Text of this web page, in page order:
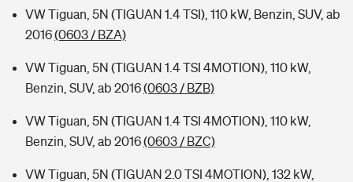
VW Tiguan, 5N (TIGUAN 1.4 TSI), 110 kW, Benzin, SUV, ab
2016(0603 / BZA)
VW Tiguan, 5N (TIGUAN 1.4 TSI 4MOTION), 110 kW,
Benzin, SUV, ab 2016(0603 / BZB)
VW Tiguan, 5N (TIGUAN 1.4 TSI 4MOTION), 110 kW,
Benzin, SUV, ab 2016(0603 / BZC)
VW Tiguan, 5N (TIGUAN 2.0 TSI 4MOTION), 132 kW,